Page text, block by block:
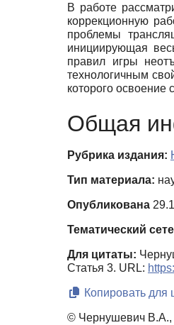
В работе
коррекционную
проблемы
инициирующая
правил игры
технологичным
которого освоение
Общая
Рубрика издания:
Тип материала:
Опубликована
Тематический
Для цитаты:
Статья 3. URL:
Копировать для
© Чернушевич В.А.,